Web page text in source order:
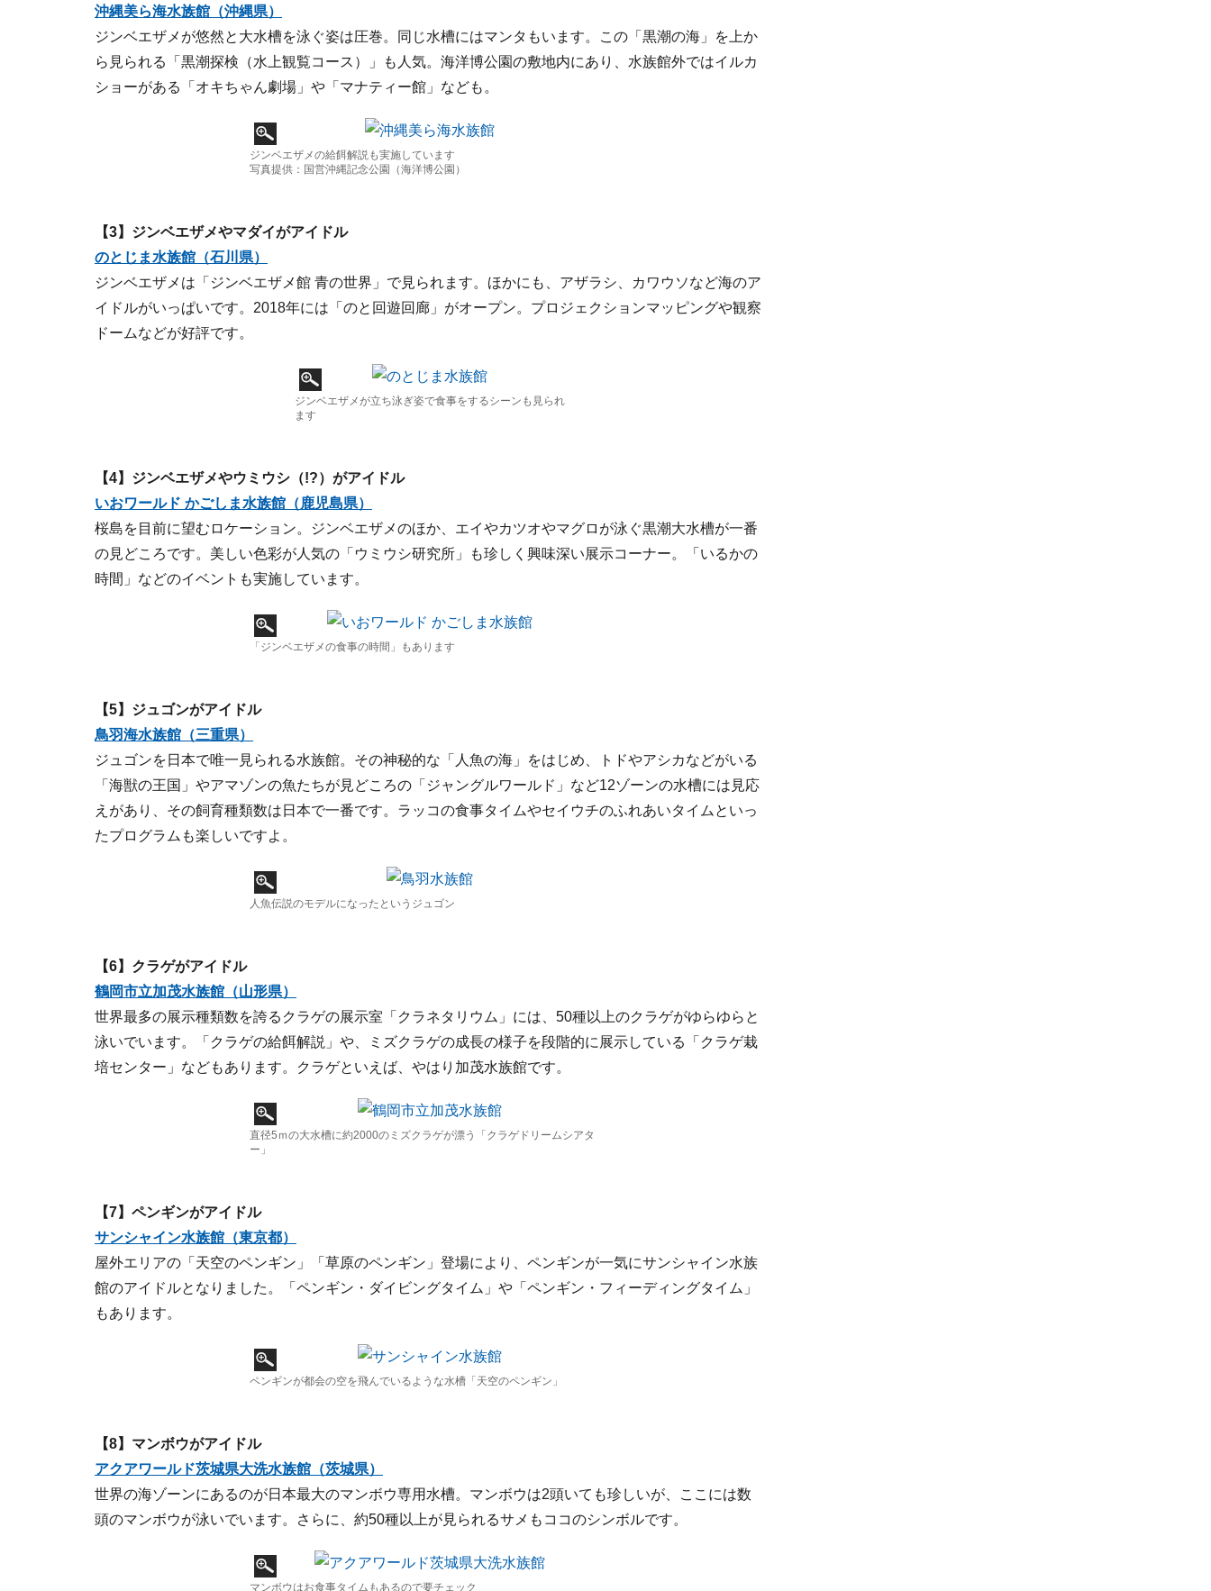
沖縄美ら海水族館（沖縄県）
ジンベエザメが悠然と大水槽を泳ぐ姿は圧巻。同じ水槽にはマンタもいます。この「黒潮の海」を上か
ら見られる「黒潮探検（水上観覧コース）」も人気。海洋博公園の敷地内にあり、水族館外ではイルカ
ショーがある「オキちゃん劇場」や「マナティー館」なども。
ジンベエザメの給餌解説も実施しています
写真提供：国営沖縄記念公園（海洋博公園）
【3】ジンベエザメやマダイがアイドル
のとじま水族館（石川県）
ジンベエザメは「ジンベエザメ館 青の世界」で見られます。ほかにも、アザラシ、カワウソなど海のア
イドルがいっぱいです。2018年には「のと回遊回廊」がオープン。プロジェクションマッピングや観察
ドームなどが好評です。
ジンベエザメが立ち泳ぎ姿で食事をするシーンも見られ
ます
【4】ジンベエザメやウミウシ（!?）がアイドル
いおワールド かごしま水族館（鹿児島県）
桜島を目前に望むロケーション。ジンベエザメのほか、エイやカツオやマグロが泳ぐ黒潮大水槽が一番
の見どころです。美しい色彩が人気の「ウミウシ研究所」も珍しく興味深い展示コーナー。「いるかの
時間」などのイベントも実施しています。
「ジンベエザメの食事の時間」もあります
【5】ジュゴンがアイドル
鳥羽海水族館（三重県）
ジュゴンを日本で唯一見られる水族館。その神秘的な「人魚の海」をはじめ、トドやアシカなどがいる
「海獣の王国」やアマゾンの魚たちが見どころの「ジャングルワールド」など12ゾーンの水槽には見応
えがあり、その飼育種類数は日本で一番です。ラッコの食事タイムやセイウチのふれあいタイムといっ
たプログラムも楽しいですよ。
人魚伝説のモデルになったというジュゴン
【6】クラゲがアイドル
鶴岡市立加茂水族館（山形県）
世界最多の展示種類数を誇るクラゲの展示室「クラネタリウム」には、50種以上のクラゲがゆらゆらと
泳いでいます。「クラゲの給餌解説」や、ミズクラゲの成長の様子を段階的に展示している「クラゲ栽
培センター」などもあります。クラゲといえば、やはり加茂水族館です。
直径5ｍの大水槽に約2000のミズクラゲが漂う「クラゲドリームシアタ
ー」
【7】ペンギンがアイドル
サンシャイン水族館（東京都）
屋外エリアの「天空のペンギン」「草原のペンギン」登場により、ペンギンが一気にサンシャイン水族
館のアイドルとなりました。「ペンギン・ダイビングタイム」や「ペンギン・フィーディングタイム」
もあります。
ペンギンが都会の空を飛んでいるような水槽「天空のペンギン」
【8】マンボウがアイドル
アクアワールド茨城県大洗水族館（茨城県）
世界の海ゾーンにあるのが日本最大のマンボウ専用水槽。マンボウは2頭いても珍しいが、ここには数
頭のマンボウが泳いでいます。さらに、約50種以上が見られるサメもココのシンボルです。
マンボウはお食事タイムもあるので要チェック